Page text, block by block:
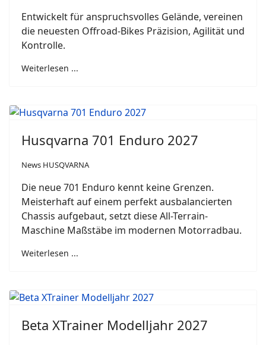
Entwickelt für anspruchsvolles Gelände, vereinen
die neuesten Offroad-Bikes Präzision, Agilität und
Kontrolle.
Weiterlesen ...
Husqvarna 701 Enduro 2027
News HUSQVARNA
Die neue 701 Enduro kennt keine Grenzen.
Meisterhaft auf einem perfekt ausbalancierten
Chassis aufgebaut, setzt diese All-Terrain-
Maschine Maßstäbe im modernen Motorradbau.
Weiterlesen ...
Beta XTrainer Modelljahr 2027